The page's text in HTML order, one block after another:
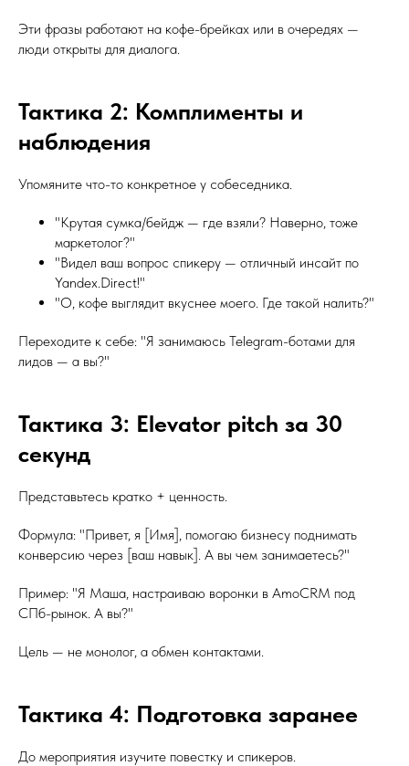
Эти фразы работают на кофе-брейках или в очередях —
люди открыты для диалога.
Тактика 2: Комплименты и
наблюдения
Упомяните что-то конкретное у собеседника.
"Крутая сумка/бейдж — где взяли? Наверно, тоже
маркетолог?"
"Видел ваш вопрос спикеру — отличный инсайт по
Yandex.Direct!"
"О, кофе выглядит вкуснее моего. Где такой налить?"
Переходите к себе: "Я занимаюсь Telegram-ботами для
лидов — а вы?"
Тактика 3: Elevator pitch за 30
секунд
Представьтесь кратко + ценность.
Формула: "Привет, я [Имя], помогаю бизнесу поднимать
конверсию через [ваш навык]. А вы чем занимаетесь?"
Пример: "Я Маша, настраиваю воронки в AmoCRM под
СПб-рынок. А вы?"
Цель — не монолог, а обмен контактами.
Тактика 4: Подготовка заранее
До мероприятия изучите повестку и спикеров.